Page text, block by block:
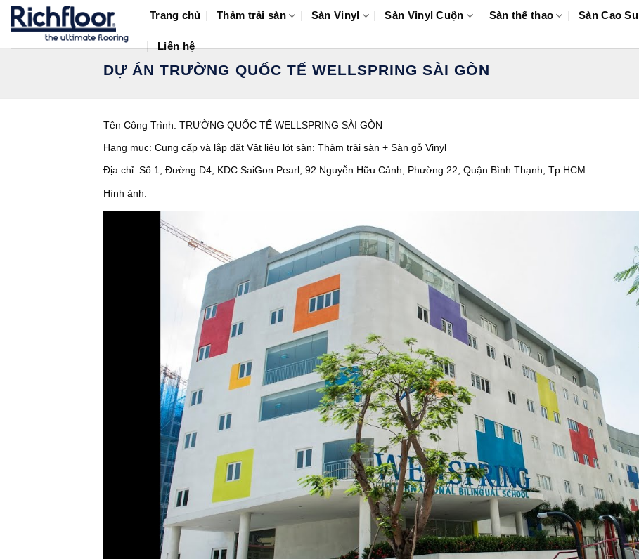
Bỏ
qua
Trang chủ Thảm trải sàn Sàn Vinyl Sàn Vinyl Cuộn Sàn thể thao Sàn Cao Su
Liên hệ
DỰ ÁN TRƯỜNG QUỐC TẾ WELLSPRING SÀI GÒN
Tên Công Trình: TRƯỜNG QUỐC TẾ WELLSPRING SÀI GÒN
Hạng mục: Cung cấp và lắp đặt Vật liệu lót sàn: Thảm trải sàn + Sàn gỗ Vinyl
Địa chỉ: Số 1, Đường D4, KDC SaiGon Pearl, 92 Nguyễn Hữu Cảnh, Phường 22, Quận Bình Thạnh, Tp.HCM
Hình ảnh: